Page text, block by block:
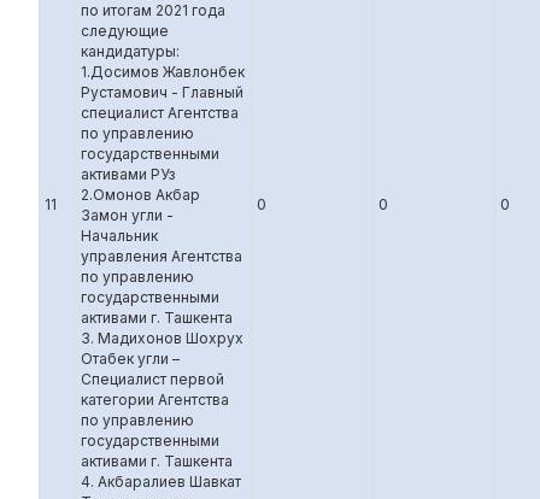
11
по итогам 2021 года
следующие
кандидатуры:
1.Досимов Жавлонбек
Рустамович - Главный
специалист Агентства
по управлению
государственными
активами РУз
2.Омонов Акбар
Замон угли -
Начальник
управления Агентства
по управлению
государственными
активами г. Ташкента
3. Мадихонов Шохрух
Отабек угли –
Специалист первой
категории Агентства
по управлению
государственными
активами г. Ташкента
4. Акбаралиев Шавкат
0 0 0